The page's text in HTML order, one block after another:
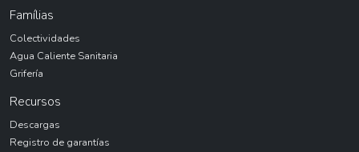
Famílias
Colectividades
Agua Caliente Sanitaria
Grifería
Recursos
Descargas
Registro de garantías